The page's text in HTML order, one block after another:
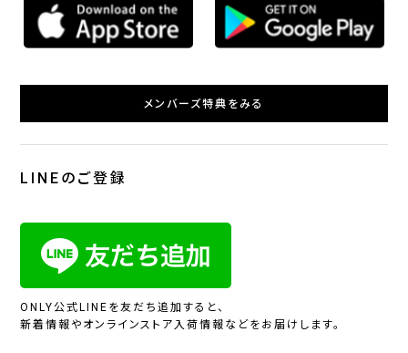
メンバーズ特典をみる
LINEのご登録
ONLY公式LINEを友だち追加すると、
新着情報やオンラインストア入荷情報などをお届けします。